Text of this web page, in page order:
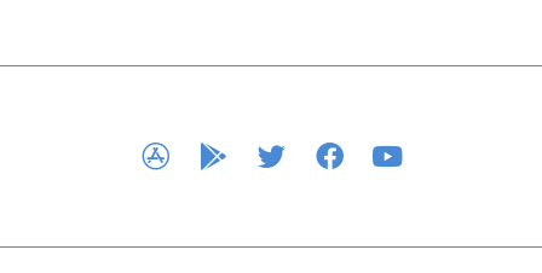
APP STOREGOOGLE PLAY
TWITTERFACEBOOK